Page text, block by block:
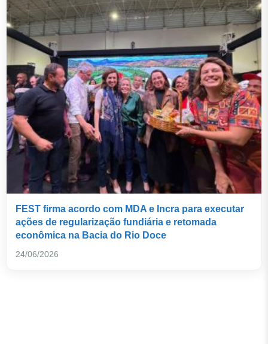
FEST firma acordo com MDA e Incra para executar
ações de regularização fundiária e retomada
econômica na Bacia do Rio Doce
24/06/2026